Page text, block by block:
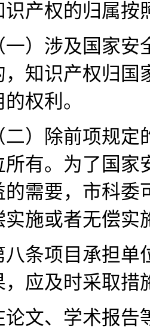
权的归属按
涉及国家安
，知识产权归国
权利。
除前项规定
所有。为了国家
的需要，市科委
实施或者无偿实
项目承担单
，应及时采取措
、学术报告